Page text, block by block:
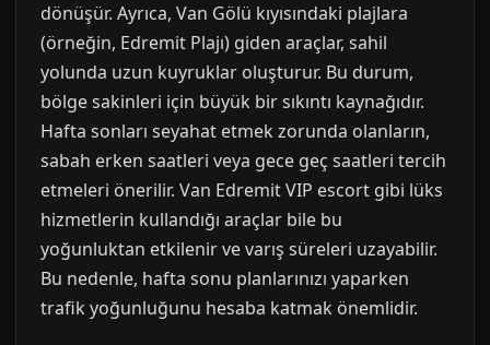
dönüşür. Ayrıca, Van Gölü kıyısındaki plajlara
(örneğin, Edremit Plajı) giden araçlar, sahil
yolunda uzun kuyruklar oluşturur. Bu durum,
bölge sakinleri için büyük bir sıkıntı kaynağıdır.
Hafta sonları seyahat etmek zorunda olanların,
sabah erken saatleri veya gece geç saatleri tercih
etmeleri önerilir. Van Edremit VIP escort gibi lüks
hizmetlerin kullandığı araçlar bile bu
yoğunluktan etkilenir ve varış süreleri uzayabilir.
Bu nedenle, hafta sonu planlarınızı yaparken
trafik yoğunluğunu hesaba katmak önemlidir.